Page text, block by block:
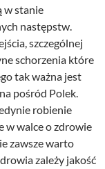
w stanie
następstw.
szczególnej
schorzenia które
tak ważna jest
pośród Polek.
robienie
w walce o zdrowie
zawsze warto
zależy jakość